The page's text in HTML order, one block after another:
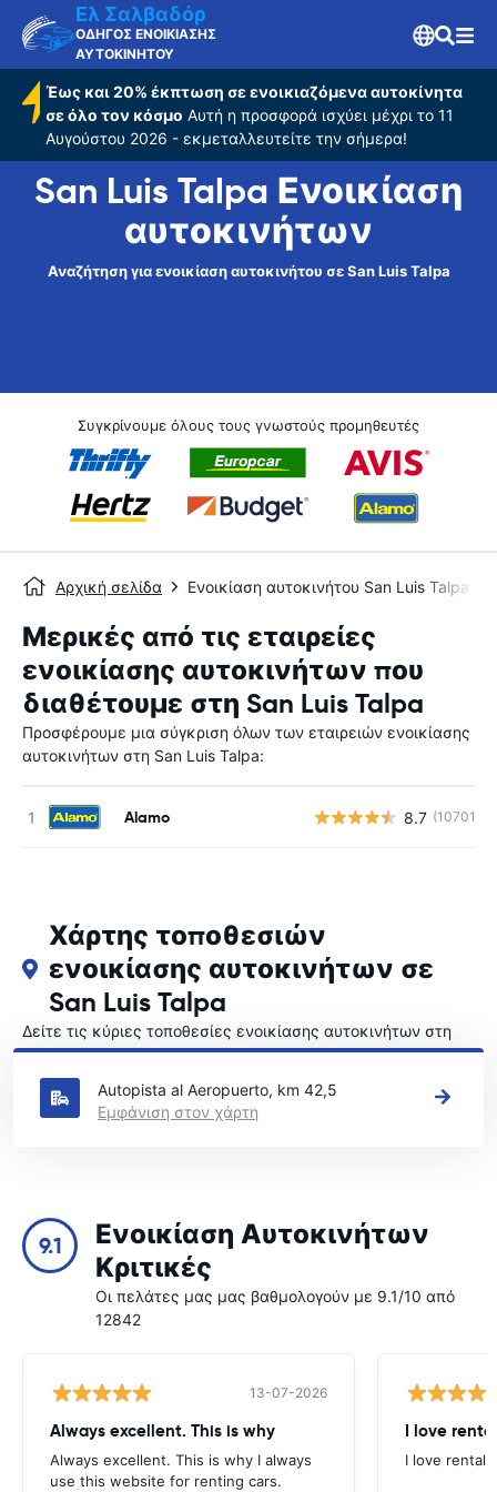
Ελ Σαλβαδόρ
ΟΔΗΓΟΣ ΕΝΟΙΚΙΑΣΗΣ
ΑΥΤΟΚΙΝΗΤΟΥ
Έως και 20% έκπτωση σε ενοικιαζόμενα αυτοκίνητα
σε όλο τον κόσμο Αυτή η προσφορά ισχύει μέχρι το 11
Αυγούστου 2026 - εκμεταλλευτείτε την σήμερα!
San Luis Talpa Ενοικίαση
αυτοκινήτων
Αναζήτηση για ενοικίαση αυτοκινήτου σε San Luis Talpa
Συγκρίνουμε όλους τους γνωστούς προμηθευτές
Αρχική σελίδα Ενοικίαση αυτοκινήτου San Luis Talpa
Μερικές από τις εταιρείες
ενοικίασης αυτοκινήτων που
διαθέτουμε στη San Luis Talpa
Προσφέρουμε μια σύγκριση όλων των εταιρειών ενοικίασης
αυτοκινήτων στη San Luis Talpa:
Alamo 8.7 (10701)
Χάρτης τοποθεσιών
ενοικίασης αυτοκινήτων σε
San Luis Talpa
Δείτε τις κύριες τοποθεσίες ενοικίασης αυτοκινήτων στη
San Luis Talpa
Autopista al Aeropuerto, km 42,5
Εμφάνιση στον χάρτη
9.1
Ενοικίαση Αυτοκινήτων
Κριτικές
Οι πελάτες μας μας βαθμολογούν με 9.1/10 από
12842
13-07-2026
Always excellent. This is why
Always excellent. This is why I always
use this website for renting cars.
I love
I love rental